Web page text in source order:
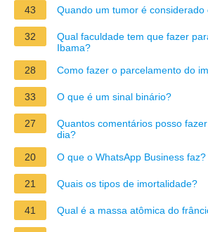
43 Quando um tumor é considerado
32
Qual faculdade tem que fazer
Ibama?
28
Como fazer o parcelamento do
33 O que é um sinal binário?
27
Quantos comentários posso
dia?
20
O que o WhatsApp Business faz?
21 Quais os tipos de imortalidade?
41 Qual é a massa atômica do